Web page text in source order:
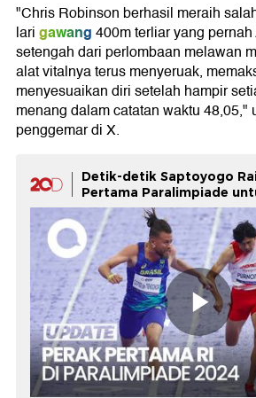
"Chris Robinson berhasil meraih
larigawang400m terliar yang
setengah dari perlombaan melawan
alat vitalnya terus menyeruak,
menyesuaikan diri setelah hampir
menang dalam catatan waktu 48,05,"
penggemar di X.
Detik-detik Saptoyogo
Pertama Paralimpiade